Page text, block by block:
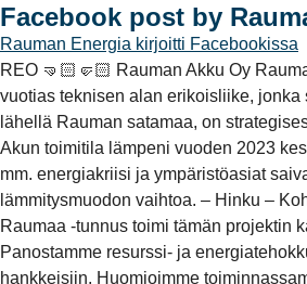
Facebook post by
Rauman Energia kirjoitti Facebookissa
REO 🤜🏻🤛🏻 Rauman Akku Oy
vuotias teknisen alan erikoisliike,
lähellä Rauman satamaa, on
Akun toimitila lämpeni vuoden 2023
mm. energiakriisi ja ympäristöasiat
lämmitysmuodon vaihtoa. – Hinku –
Raumaa -tunnus toimi tämän projektin
Panostamme resurssi- ja
hankkeisiin. Huomioimme